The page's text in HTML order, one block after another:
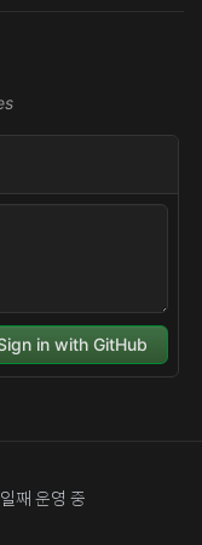
일째 운영 중